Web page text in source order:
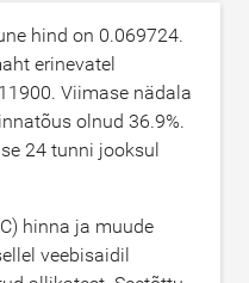
hind on 0.069724.
erinevatel
. Viimase nädala
olnud 36.9%.
24 tunni jooksul
hinna ja muude
veebisaidil